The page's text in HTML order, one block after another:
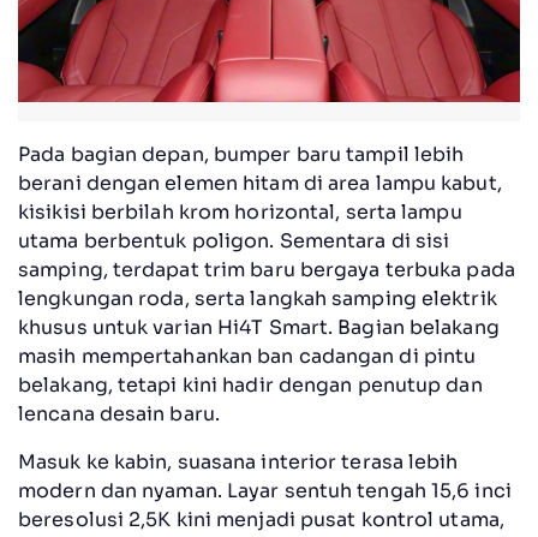
Pada bagian depan, bumper baru tampil lebih
berani dengan elemen hitam di area lampu kabut,
kisikisi berbilah krom horizontal, serta lampu
utama berbentuk poligon. Sementara di sisi
samping, terdapat trim baru bergaya terbuka pada
lengkungan roda, serta langkah samping elektrik
khusus untuk varian Hi4T Smart. Bagian belakang
masih mempertahankan ban cadangan di pintu
belakang, tetapi kini hadir dengan penutup dan
lencana desain baru.
Masuk ke kabin, suasana interior terasa lebih
modern dan nyaman. Layar sentuh tengah 15,6 inci
beresolusi 2,5K kini menjadi pusat kontrol utama,